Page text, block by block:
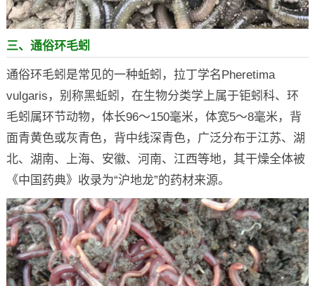
三、通俗环毛蚓
通俗环毛蚓是常见的一种蚯蚓，拉丁学名Pheretima
vulgaris，别称黑蚯蚓，在生物分类学上属于钜蚓科、环
毛蚓属环节动物，体长96～150毫米，体宽5～8毫米，背
面青黄色或灰青色，背中线深青色，广泛分布于江苏、湖
北、湖南、上海、安徽、河南、江西等地，其干燥全体被
《中国药典》收录为“沪地龙”的药材来源。